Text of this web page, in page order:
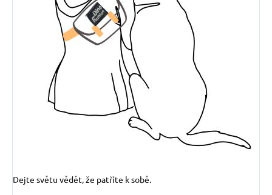
Dejte světu vědět, že patříte k sobě.